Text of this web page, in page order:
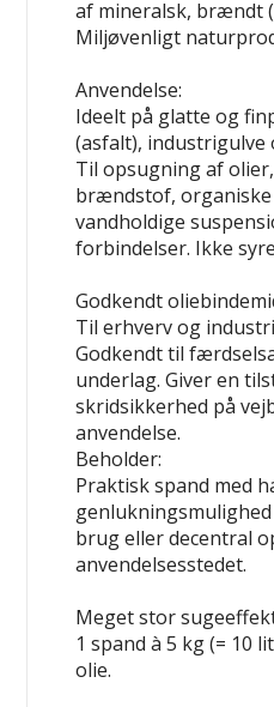
af mineralsk, brændt
Miljøvenligt
Anvendelse:
Ideelt på glatte og
(asfalt),
Til opsugningaf
brændstof,
vandholdige
forbindelser. Ikke
Godkendt
Til erhverv og
Godkendt til
underlag. Giver en
skridsikkerhed på
anvendelse.
Beholder:
Praktiskspand med
brug eller decentral
anvendelsesstedet.
Meget stor
1 spand à 5 kg (= 10
olie.